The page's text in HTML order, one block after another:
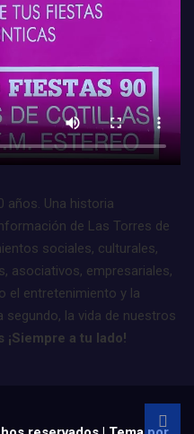
años. Una historia
de Las Torres de
sociales, culturales,
asociativos, empresariales,
el entretenimiento y la
segundo, la vida de nuestros
¡Siempre a tu lado!